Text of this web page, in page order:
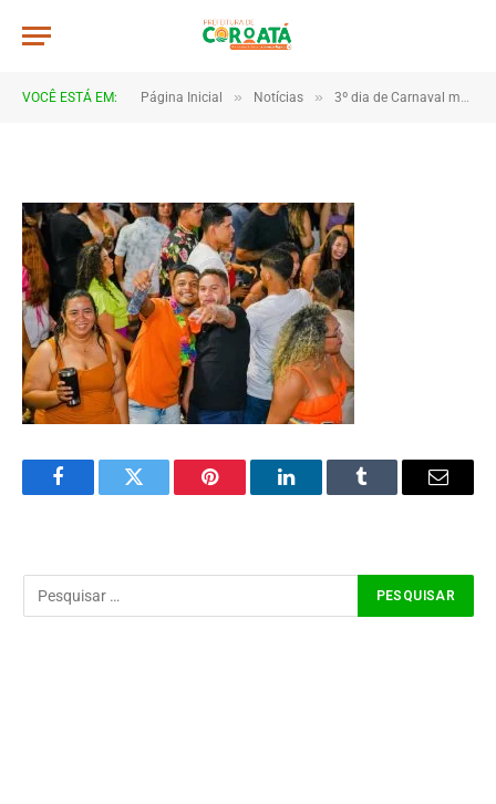
VOCÊ ESTÁ EM: Página Inicial » Notícias » 3º dia de Carnaval mantém clima de festa em Coroatá
JWR_9717
FacebookTwitter Pinterest LinkedInTumblr Email